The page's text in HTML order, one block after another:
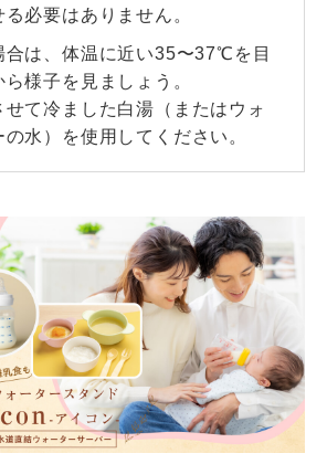
必要はありません。
合は、体温に近い35〜37℃を目
様子を見ましょう。
せて冷ました白湯（またはウォ
水）を使用してください。